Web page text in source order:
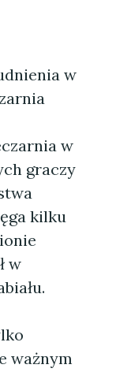
w
w
graczy
kilku
w
ważnym